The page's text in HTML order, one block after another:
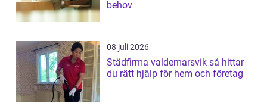
behov
08 juli 2026
Städfirma valdemarsvik så hittar
du rätt hjälp för hem och företag